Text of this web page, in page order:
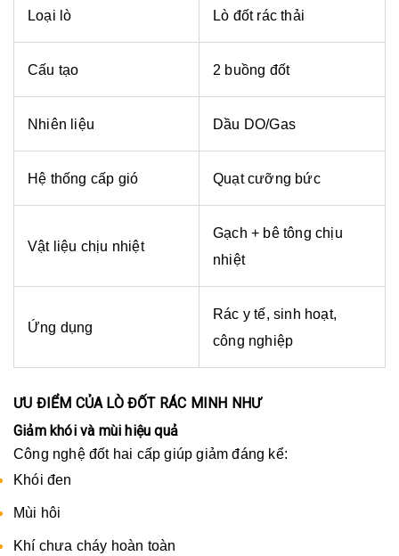
Loại lò Lò đốt rác thải
Cấu tạo 2 buồng đốt
Nhiên liệu Dầu DO/Gas
Hệ thống cấp gió Quạt cưỡng bức
Vật liệu chịu nhiệt
Gạch + bê tông chịu
nhiệt
Ứng dụng
Rác y tế, sinh hoạt,
công nghiệp
ƯU ĐIỂM CỦA LÒ ĐỐT RÁC MINH NHƯ
Giảm khói và mùi hiệu quả
Công nghệ đốt hai cấp giúp giảm đáng kể:
Khói đen
Mùi hôi
Khí chưa cháy hoàn toàn